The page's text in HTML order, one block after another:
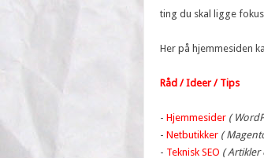
ting du skal ligge
Her på hjemmesiden
Råd / Ideer / Tips
- Hjemmesider (
- Netbutikker (
- Teknisk SEO ( Artikler